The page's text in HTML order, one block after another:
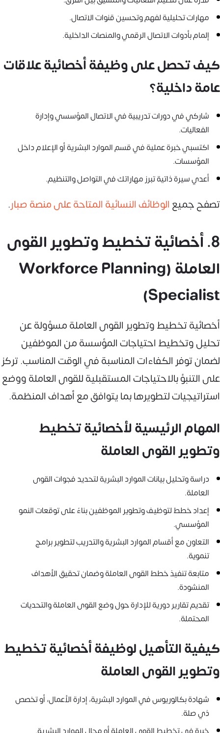
مهارات تحليلية لفهم وتحسين قنوات الاتصال.
إلمام بأدوات الاتصال الرقمي والمنصات الداخلية.
كيف تحصل على وظيفة أخصائية علاقات
عامة داخلية؟
شاركي في دورات تدريبية في الاتصال المؤسسي وإدارة
الفعاليات.
اكتسبي خبرة عملية في قسم الموارد البشرية أو الإعلام داخل
المؤسسات.
أعدي سيرة ذاتية تبرز مهاراتك في التواصل والتنظيم.
تصفح جميع الوظائف النسائية المتاحة على منصة صبار.
8. أخصائية تخطيط وتطوير القوى
العاملة (Workforce Planning
Specialist)
أخصائية تخطيط وتطوير القوى العاملة مسؤولة عن
تحليل وتخطيط احتياجات المؤسسة من الموظفين
لضمان توفر الكفاءات المناسبة في الوقت المناسب. تركز
على التنبؤ بالاحتياجات المستقبلية للقوى العاملة ووضع
استراتيجيات لتطويرها بما يتوافق مع أهداف المنظمة.
المهام الرئيسية لأخصائية تخطيط
وتطوير القوى العاملة
دراسة وتحليل بيانات الموارد البشرية لتحديد فجوات القوى
العاملة.
إعداد خطط لتوظيف وتطوير الموظفين بناءً على توقعات النمو
المؤسسي.
التعاون مع أقسام الموارد البشرية والتدريب لتطوير برامج
تنموية.
متابعة تنفيذ خطط القوى العاملة وضمان تحقيق الأهداف
المنشودة.
تقديم تقارير دورية للإدارة حول وضع القوى العاملة والتحديات
المحتملة.
كيفية التأهيل لوظيفة أخصائية تخطيط
وتطوير القوى العاملة
شهادة بكالوريوس في الموارد البشرية، إدارة الأعمال، أو تخصص
ذي صلة.